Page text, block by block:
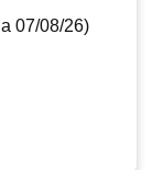
07/08/26)